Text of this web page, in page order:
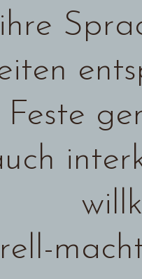
Feste